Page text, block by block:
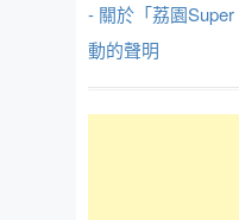
- 關於「荔園
動的聲明